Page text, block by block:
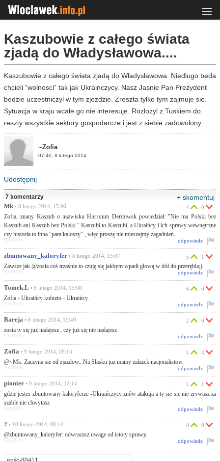
Kaszubowie z całego świata
zjadą do Władysławowa....
Kaszubowie z całego świata zjadą do Władysławowa. Niedlugo beda
chcieli "wolnosci" tak jak Ukrainczycy. Nasz Jasnie Pan Prezydent
bedzie uczestniczyl w tym zjezdzie. Zreszta tylko tym zajmuje sie.
Sytuacja w kraju wcale go nie interesuje. Rozlozyl z Tuskiem do
reszty wszystkie sektory gospodarcze i jest z siebie zadowolony.
~Zofia
07:40, 8 lutego 2014
Udostępnij
7 komentarzy + skomentuj
Mk • 8 lutego 2014, 15:06
Zofia, znany Kaszub o nazwisku Hieronim Derdowsk powiedział: "Nie ma Polski bez
Kaszub ani Kaszub bez Polski." Kaszubi to Kaszubi, a Ukraińcy i ich sprawy wewnętrzne
czy historia to inna "para kaloszy" , więc proszę nie mieszajmy zagadnień.
4 0
odpowiedz
ID:59874
zbuntowany_kaloryfer • 8 lutego 2014, 15:07
Zawsze jak @zosia coś trzaśnie to czuję się jakbym wpadł głową w dół do przerębla;)
5 1
odpowiedz
ID:59875
Tomek.L • 8 lutego 2014, 15:08
Zofia - Ukraińcy kobieto - Ukraińcy.
6 0
odpowiedz
ID:59876
Bareja • 8 lutego 2014, 19:49
zosia ty się już nadajesz , czy już się nie nadajesz
2 0
odpowiedz
ID:59894
Zofia • 9 lutego 2014, 08:13
@~Mk: Zaczyna sie od zjazdow...Na Slasku juz mamy zalazek nacjonalistow.
1 4
odpowiedz
ID:59900
pionier • 9 lutego 2014, 12:14
gdzie jestes zbuntowany kaloryferze -Ukraińczycy znów atakują a ty sie sie nie zrywasz za
szable nie chwytasz
1 1
odpowiedz
ID:59905
? • 10 lutego 2014, 08:14
@zbuntowany_kaloryfer: odwracasz uwage od istoty sprawy.
0 0
odpowiedz
ID:59919